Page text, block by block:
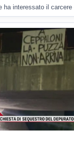
ha interessato il carcere